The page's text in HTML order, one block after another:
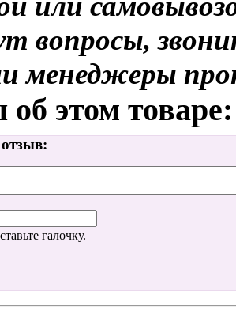
вопросы,
менеджеры
этом товаре:
галочку.